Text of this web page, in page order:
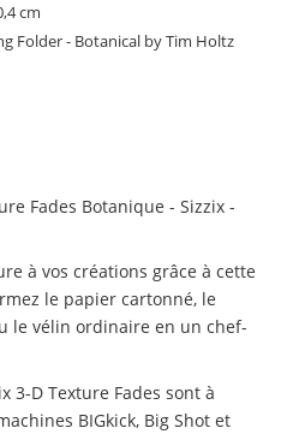
cm
Folder - Botanical by Tim Holtz
Fades Botanique - Sizzix -
à vos créations grâce à cette
le papier cartonné, le
le vélin ordinaire en un chef-
3-D Texture Fades sont à
BIGkick, Big Shot et